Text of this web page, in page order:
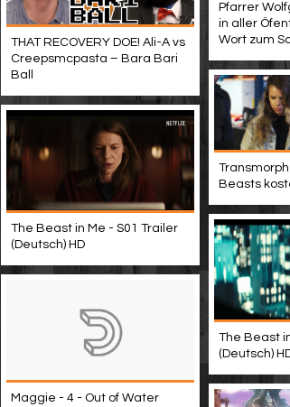
Pfarrer
in aller
Wort zum
THAT RECOVERY DOE! Ali-A vs
Creepsmcpasta – Bara Bari
Ball
Beasts
The Beast in Me - S01 Trailer
(Deutsch) HD
The Beast
(Deutsch)
Maggie - 4 - Out of Water